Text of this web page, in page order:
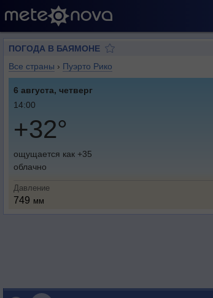
ПОГОДА В БАЯМОНЕ
Все страны › Пуэрто Рико
6 августа, четверг
14:00
+32°
ощущается как +35
облачно
Давление
749 мм